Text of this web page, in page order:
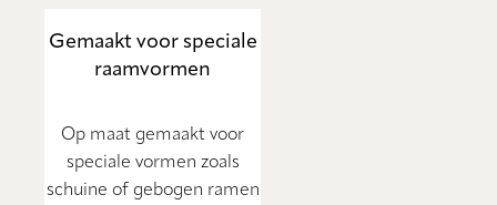
Gemaakt voor speciale
raamvormen
Op maat gemaakt voor
speciale vormen zoals
schuine of gebogen ramen